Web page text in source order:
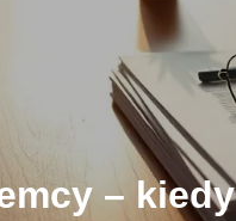
– kiedy